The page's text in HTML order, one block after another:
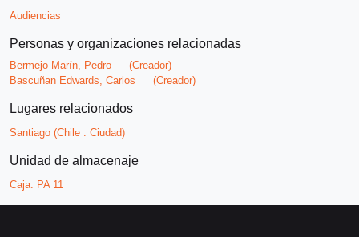
Audiencias
Personas y organizaciones relacionadas
Bermejo Marín, Pedro
(Creador)
Bascuñan Edwards, Carlos
(Creador)
Lugares relacionados
Santiago (Chile : Ciudad)
Unidad de almacenaje
Caja: PA 11